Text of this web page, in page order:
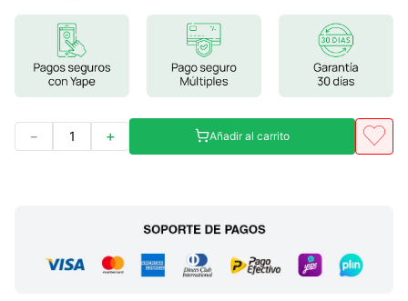
＋
－ Añadir al carrito